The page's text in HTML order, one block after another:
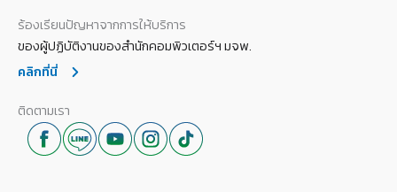
ร้องเรียนปัญหาจากการให้บริการ
ของผู้ปฏิบัติงานของสำนักคอมพิวเตอร์ฯ มจพ.
คลิกที่นี่
ติดตามเรา